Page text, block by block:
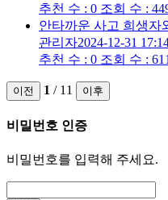
추천 수 : 0 조회 수 :
안타까운 사고 희생자
관리자2024-12-31
추천 수 : 0 조회 수 : 611
이전 1 / 11 이후
비밀번호 인증
비밀번호를 입력해 주세요.